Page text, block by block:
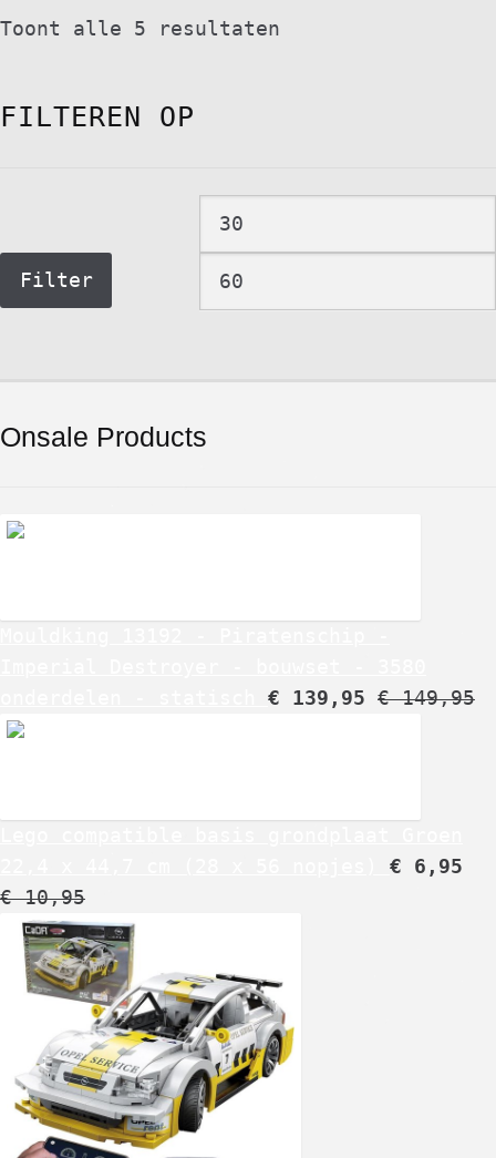
Toont alle 5 resultaten
FILTEREN OP
Min.
Filter
Onsale Products
€ 139,95 €149,95
€ 6,95
€10,95